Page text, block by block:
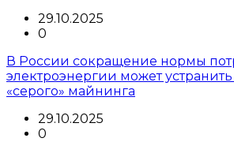
29.10.2025
0
В России сокращение нормы
электроэнергии может
«серого» майнинга
29.10.2025
0